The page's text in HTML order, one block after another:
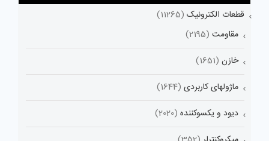
قطعات الکترونیک (11265)
مقاومت (2195)
خازن (1651)
ماژولهای کاربردی (1644)
دیود و یکسوکننده (2020)